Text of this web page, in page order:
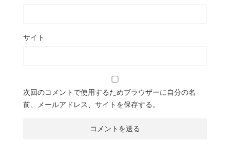
サイト
次回のコメントで使用するためブラウザーに自分の名
前、メールアドレス、サイトを保存する。